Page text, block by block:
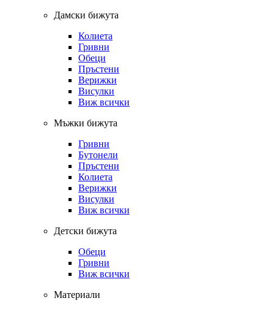
Дамски бижута
Колиета
Гривни
Обеци
Пръстени
Верижки
Висулки
Виж всички
Мъжки бижута
Гривни
Бутонели
Пръстени
Колиета
Верижки
Висулки
Виж всички
Детски бижута
Обеци
Гривни
Виж всички
Материали